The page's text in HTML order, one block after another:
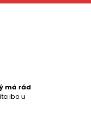
má rád
iba u